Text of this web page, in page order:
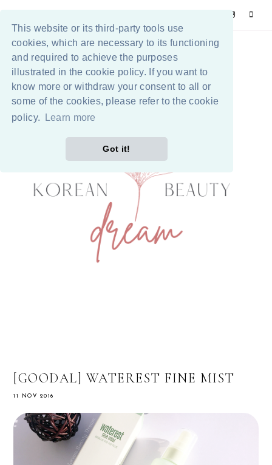
This website or its third-party tools use
cookies, which are necessary to its functioning
and required to achieve the purposes
illustrated in the cookie policy. If you want to
know more or withdraw your consent to all or
some of the cookies, please refer to the cookie
policy.
Learn more
Got it!
[GOODAL] WATEREST FINE MIST
11 NOV 2016